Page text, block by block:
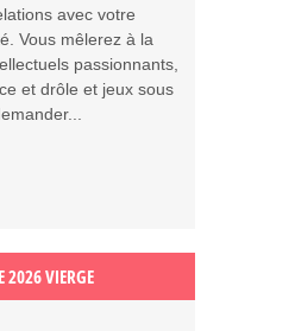
avec votre
Vous mêlerez à la
passionnants,
et drôle et jeux sous
2026 VIERGE